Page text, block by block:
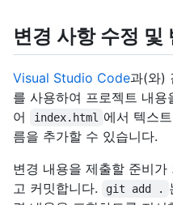
변경 사항 수정 및
Visual Studio Code과(와)
를 사용하여 프로젝트 내
어
index.html
에서 텍스
름을 추가할 수 있습니다.
변경 내용을 제출할 준비
고 커밋합니다.
git add .